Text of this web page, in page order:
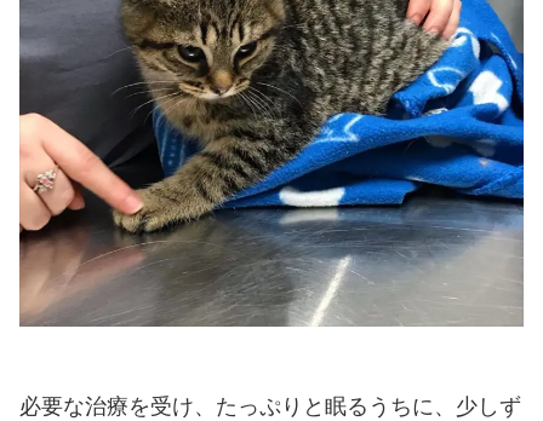
必要な治療を受け、たっぷりと眠るうちに、少しず